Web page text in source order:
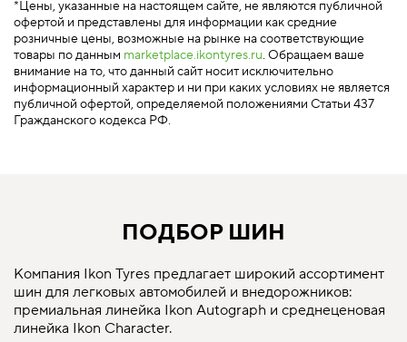
*Цены, указанные на настоящем сайте, не являются публичной
офертой и представлены для информации как средние
розничные цены, возможные на рынке на соответствующие
товары по данным marketplace.ikontyres.ru. Обращаем ваше
внимание на то, что данный сайт носит исключительно
информационный характер и ни при каких условиях не является
публичной офертой, определяемой положениями Статьи 437
Гражданского кодекса РФ.
ПОДБОР ШИН
Компания Ikon Tyres предлагает широкий ассортимент
шин для легковых автомобилей и внедорожников:
премиальная линейка Ikon Autograph и среднеценовая
линейка Ikon Character.